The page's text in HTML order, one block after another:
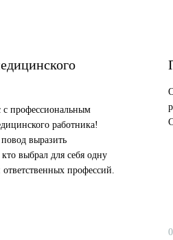
профессиональным
работника!
выразить
выбрал для себя одну
профессий.